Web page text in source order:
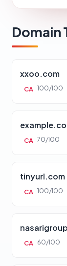
Domain
xxoo.com
CA 100/100
CA 70/100
tinyurl.com
CA 100/100
CA 60/100